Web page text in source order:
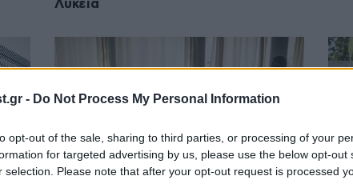
- Do Not Process My Personal Information
opt-out of the sale, sharing to third parties, or processing of your
for targeted advertising by us, please use the below opt-out
selection. Please note that after your opt-out request is processed
Λύκεια